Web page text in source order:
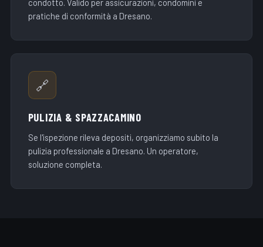
condotto. Valido per assicurazioni, condomini e
pratiche di conformità a Dresano.
🔗
PULIZIA & SPAZZACAMINO
Se l'ispezione rileva depositi, organizziamo subito la
pulizia professionale a Dresano. Un operatore,
soluzione completa.